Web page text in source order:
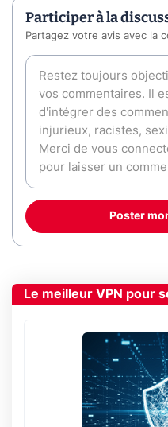
Participer à la
Partagez votre avis avec la
Poster
Le meilleur VPN pour